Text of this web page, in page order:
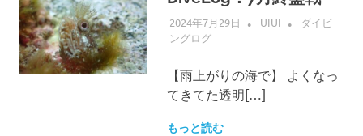
2024年7月29日 UIUI
ダイビ
ングログ
【雨上がりの海で】 よくなっ
てきてた透明[…]
もっと読む